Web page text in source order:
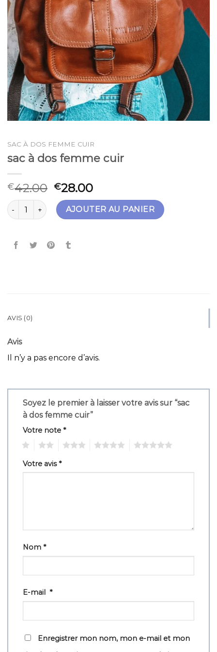
SAC À DOS FEMME CUIR
sac à dos femme cuir
€42.00 €28.00
quantité de sac à dos femme cuir
AJOUTER AU PANIER
AVIS (0)
Avis
Il n’y a pas encore d’avis.
Soyez le premier à laisser votre avis sur “sac
à dos femme cuir”
Votre note *
Votre avis*
Nom *
E-mail *
Enregistrer mon nom, mon e-mail et mon